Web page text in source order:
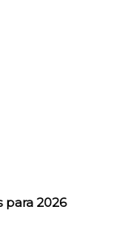
para 2026